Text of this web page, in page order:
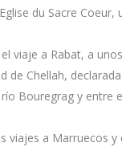
du Sacre
viaje a Rabat, a
de Chellah,
Bouregrag y entre
viajes a Marruecos